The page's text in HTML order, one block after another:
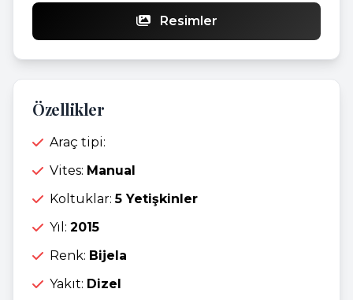
Resimler
Özellikler
Araç tipi:
Vites: Manual
Koltuklar:5 Yetişkinler
Yıl: 2015
Renk: Bijela
Yakıt: Dizel